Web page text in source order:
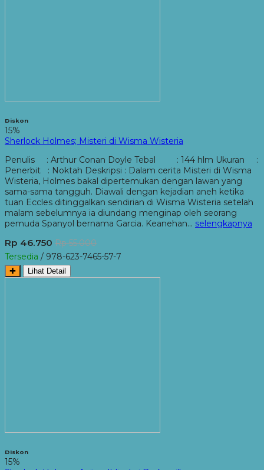
Diskon
15%
Sherlock Holmes; Misteri di Wisma Wisteria
Penulis : Arthur Conan Doyle Tebal : 144 hlm Ukuran :
Penerbit : Noktah Deskripsi : Dalam cerita Misteri di Wisma
Wisteria, Holmes bakal dipertemukan dengan lawan yang
sama-sama tangguh. Diawali dengan kejadian aneh ketika
tuan Eccles ditinggalkan sendirian di Wisma Wisteria setelah
malam sebelumnya ia diundang menginap oleh seorang
pemuda Spanyol bernama Garcia. Keanehan… selengkapnya
Rp 46.750 Rp 55.000
Tersedia / 978-623-7465-57-7
✚ Lihat Detail
Diskon
15%